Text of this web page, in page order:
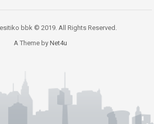
bbk © 2019. All Rights Reserved.
A Theme by Net4u